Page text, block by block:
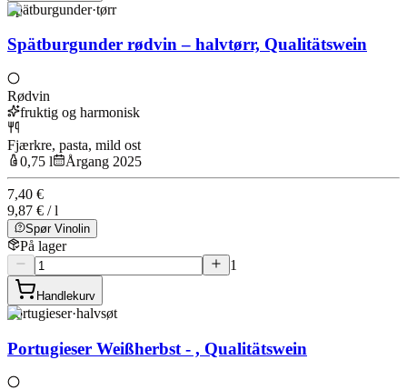
Spätburgunder·tørr
Spätburgunder rødvin – halvtørr, Qualitätswein
Rødvin
fruktig og harmonisk
Fjærkre, pasta, mild ost
0,75 l
Årgang 2025
7,40 €
9,87 € / l
Spør Vinolin
På lager
1
Handlekurv
Portugieser·halvsøt
Portugieser Weißherbst - , Qualitätswein